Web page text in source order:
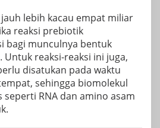
lebih kacau empat miliar
reaksi prebiotik
bagi munculnya bentuk
reaksi-reaksi ini juga,
disatukan pada waktu
sehingga biomolekul
seperti RNA dan amino asam